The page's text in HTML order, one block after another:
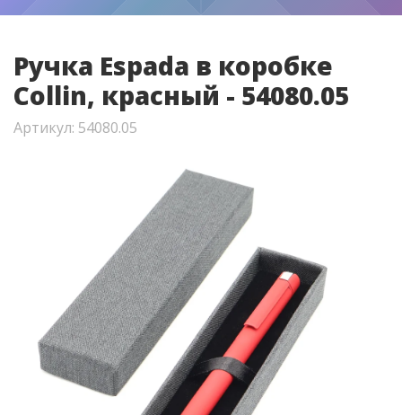
Ручка Espada в коробке
Collin, красный - 54080.05
Артикул: 54080.05